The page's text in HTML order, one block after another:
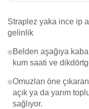
Straplez yaka ince ip
gelinlik
Belden aşağıya
kum saati ve
Omuzları öne
açık ya da yarım
sağlıyor.